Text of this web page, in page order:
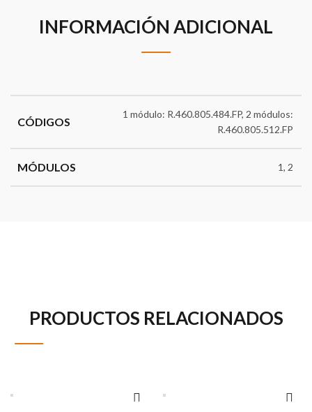
INFORMACIÓN ADICIONAL
CÓDIGOS
1 módulo: R.460.805.484.FP, 2 módulos:
R.460.805.512.FP
MÓDULOS 1, 2
PRODUCTOS RELACIONADOS